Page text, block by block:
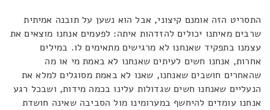
התסריט הזה אומנם קיצוני, אבל הוא נשען על תובנה אמיתית
שרבים מאיתנו יכולים להזדהות איתה: לפעמים אנחנו מוצאים את
עצמנו בתפקיד שאנחנו לא מרגישים מתאימים לו. במילים
אחרות, אנחנו חשים לעיתים שאנחנו לא באמת מי או מה
שהאחרים חושבים שאנחנו, שאנו לא באמת מסוגלים למלא את
הנעליים שאנחנו חשים שגדולות עלינו בכמה מידות, ושבכל רגע
אנחנו עומדים להיחשף במערומינו מול הסביבה שאינה חושדת